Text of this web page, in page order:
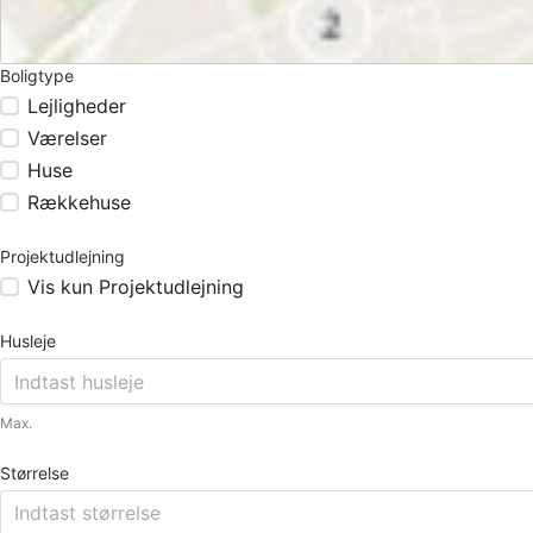
Boligtype
Lejligheder
Værelser
Huse
Rækkehuse
Projektudlejning
Vis kun Projektudlejning
Husleje
Max.
Størrelse